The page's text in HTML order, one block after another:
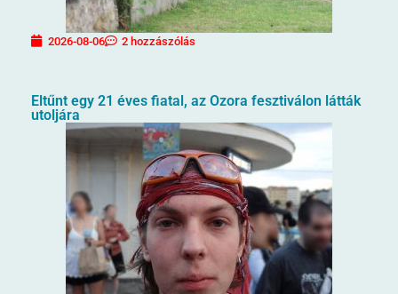
2026-08-06 2 hozzászólás
Eltűnt egy 21 éves fiatal, az Ozora fesztiválon látták
utoljára